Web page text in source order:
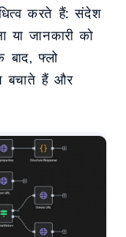
करते हैं: संदेश
जानकारी को
बाद, फ्लो
बचाते हैं और